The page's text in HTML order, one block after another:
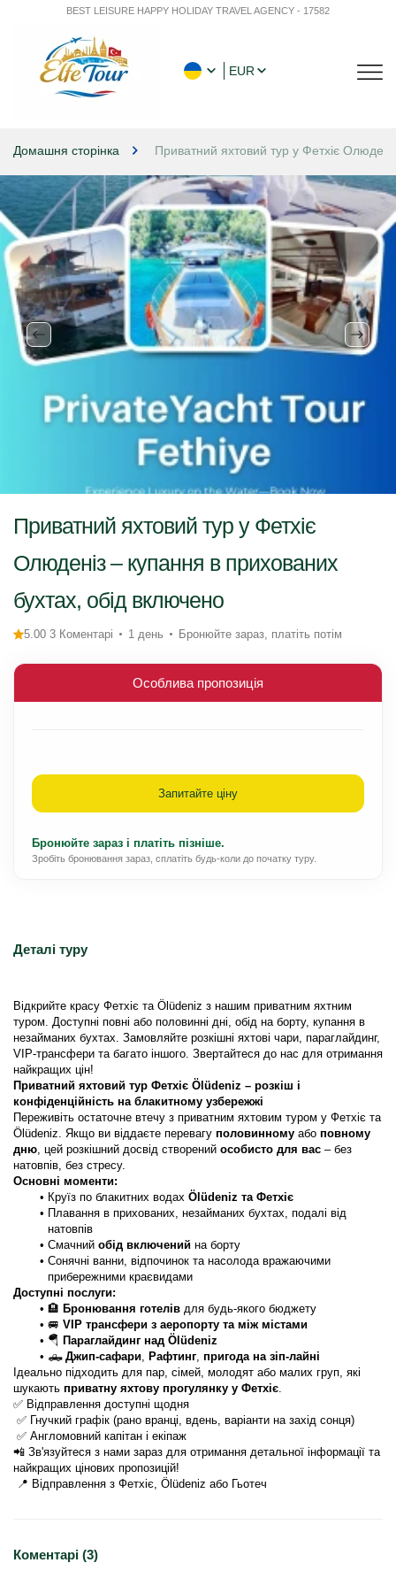
BEST LEISURE HAPPY HOLIDAY TRAVEL AGENCY - 17582
EUR
Домашня сторінка Приватний яхтовий тур у Фетхіє
Деталі туру
Відкрийте красу Фетхіє та Ölüdeniz з нашим приватним яхтним
туром. Доступні повні або половинні дні, обід на борту, купання в
незайманих бухтах. Замовляйте розкішні яхтові чари, параглайдинг,
VIP-трансфери та багато іншого. Звертайтеся до нас для отримання
найкращих цін!
Приватний яхтовий тур Фетхіє Ölüdeniz – розкіш і
конфіденційність на блакитному узбережжі
Переживіть остаточне втечу з приватним яхтовим туром у Фетхіє та
Ölüdeniz. Якщо ви віддаєте перевагу половинному або повному
дню, цей розкішний досвід створений особисто для вас – без
натовпів, без стресу.
Основні моменти:
Круїз по блакитних водах Ölüdeniz та Фетхіє
Плавання в прихованих, незайманих бухтах, подалі від
натовпів
Смачний обід включений на борту
Сонячні ванни, відпочинок та насолода вражаючими
прибережними краєвидами
Доступні послуги:
🏨 Бронювання готелів для будь-якого бюджету
🚐 VIP трансфери з аеропорту та між містами
🪂 Параглайдинг над Ölüdeniz
🛻 Джип-сафари, Рафтинг, пригода на зіп-лайні
Ідеально підходить для пар, сімей, молодят або малих груп, які
шукають приватну яхтову прогулянку у Фетхіє.
✅ Відправлення доступні щодня
✅ Гнучкий графік (рано вранці, вдень, варіанти на захід сонця)
✅ Англомовний капітан і екіпаж
📲 Зв'язуйтеся з нами зараз для отримання детальної інформації та
найкращих цінових пропозицій!
📍 Відправлення з Фетхіє, Ölüdeniz або Гьотеч
Коментарі (3)
Приватний яхтовий тур у Фетхіє
Олюденіз – купання в прихованих
бухтах, обід включено
5.00 3 Коментарі 1 день Бронюйте зараз, платіть потім
Особлива пропозиція
Запитайте ціну
Бронюйте зараз і платіть пізніше.
Зробіть бронювання зараз, сплатіть будь-коли до початку туру.